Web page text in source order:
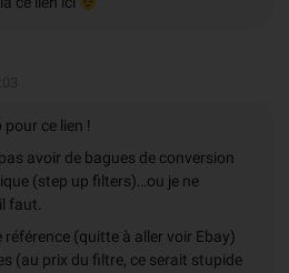
ce lien !
avoir de bagues de conversion
(step up filters)…ou je ne
faut.
référence (quitte à aller voir Ebay)
(au prix du filtre, ce serait stupide